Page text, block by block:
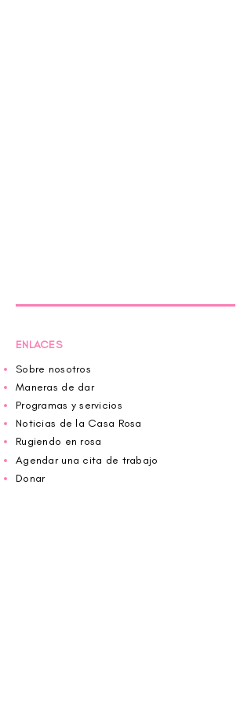
ENLACES
Sobre nosotros
Maneras de dar
Programas y servicios
Noticias de la Casa Rosa
Rugiendo en rosa
Agendar una cita de trabajo
Donar